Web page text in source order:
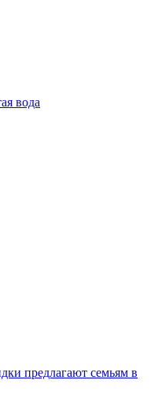
предлагают семьям в